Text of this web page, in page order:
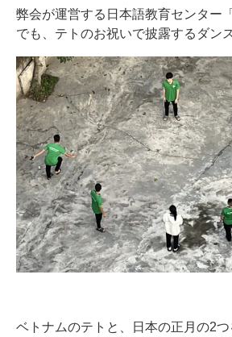
弊会が運営する日本語教育センター
でも、テトのお祝いで披露するダン
ベトナムのテトと、日本の正月の2